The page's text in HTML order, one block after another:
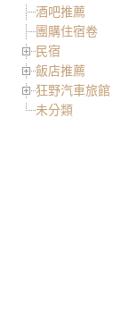
酒吧推薦
團購住宿卷
民宿
飯店推薦
狂野汽車旅館
未分類